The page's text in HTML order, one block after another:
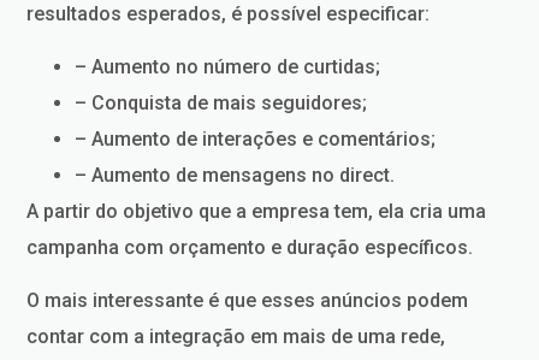
resultados esperados, é possível especificar:
– Aumento no número de curtidas;
– Conquista de mais seguidores;
– Aumento de interações e comentários;
– Aumento de mensagens no direct.
A partir do objetivo que a empresa tem, ela cria uma
campanha com orçamento e duração específicos.
O mais interessante é que esses anúncios podem
contar com a integração em mais de uma rede,